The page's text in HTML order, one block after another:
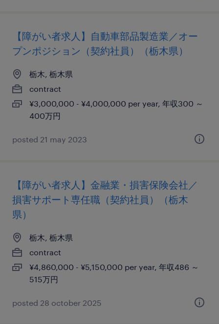
【障がい者求人】自動車部品製造業／オー
プンポジション（契約社員）（栃木県）
栃木, 栃木県
contract
¥3,000,000 - ¥4,000,000 per year, 年収300 ～
400万円
posted 21 may 2023
【障がい者求人】金融業・損害保険会社／
損害サポート専任職（契約社員）（栃木
県）
栃木, 栃木県
contract
¥4,860,000 - ¥5,150,000 per year, 年収486 ～
515万円
posted 28 october 2025